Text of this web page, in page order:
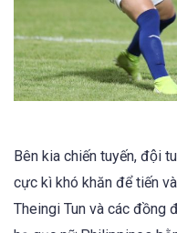
Bên kia chiến tuyến, đội
cực kì khó khăn để tiến
Theingi Tun và các đồng